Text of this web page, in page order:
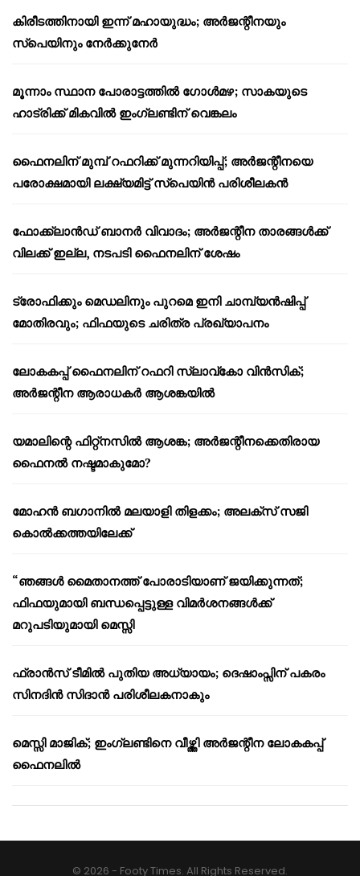
കിരീടത്തിനായി ഇന്ന് മഹായുദ്ധം; അർജന്റീനയും
സ്പെയിനും നേർക്കുനേർ
മൂന്നാം സ്ഥാന പോരാട്ടത്തിൽ ഗോൾമഴ; സാകയുടെ
ഹാട്രിക്ക് മികവിൽ ഇംഗ്ലണ്ടിന് വെങ്കലം
ഫൈനലിന് മുമ്പ് റഫറിക്ക് മുന്നറിയിപ്പ്; അർജന്റീനയെ
പരോക്ഷമായി ലക്ഷ്യമിട്ട് സ്പെയിൻ പരിശീലകൻ
ഫോക്ക്‌ലാൻഡ് ബാനർ വിവാദം; അർജന്റീന താരങ്ങൾക്ക്
വിലക്ക് ഇല്ല, നടപടി ഫൈനലിന് ശേഷം
ട്രോഫിക്കും മെഡലിനും പുറമെ ഇനി ചാമ്പ്യൻഷിപ്പ്
മോതിരവും; ഫിഫയുടെ ചരിത്ര പ്രഖ്യാപനം
ലോകകപ്പ് ഫൈനലിന് റഫറി സ്ലാവ്‌കോ വിൻസിക്;
അർജന്റീന ആരാധകർ ആശങ്കയിൽ
യമാലിന്റെ ഫിറ്റ്നസിൽ ആശങ്ക; അർജന്റീനക്കെതിരായ
ഫൈനൽ നഷ്ടമാകുമോ?
മോഹൻ ബഗാനിൽ മലയാളി തിളക്കം; അലക്സ് സജി
കൊൽക്കത്തയിലേക്ക്
“ഞങ്ങൾ മൈതാനത്ത് പോരാടിയാണ് ജയിക്കുന്നത്;
ഫിഫയുമായി ബന്ധപ്പെട്ടുള്ള വിമർശനങ്ങൾക്ക്
മറുപടിയുമായി മെസ്സി
ഫ്രാൻസ് ടീമിൽ പുതിയ അധ്യായം; ദെഷാംപ്സിന് പകരം
സിനദിൻ സിദാൻ പരിശീലകനാകും
മെസ്സി മാജിക്; ഇംഗ്ലണ്ടിനെ വീഴ്ത്തി അർജന്റീന ലോകകപ്പ്
ഫൈനലിൽ
© 2026 - Footy Times. All Rights Reserved.